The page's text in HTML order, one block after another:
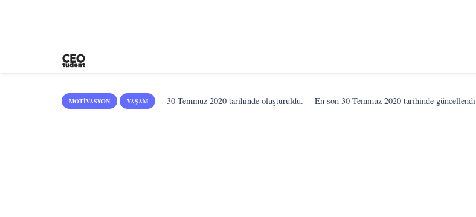
MOTIVASYON YAŞAM 30 Temmuz 2020 tarihinde oluşturuldu. En son30 Temmuz 2020 tarihinde güncellendi